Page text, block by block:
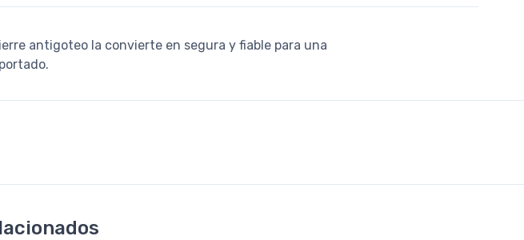
antigoteo la convierte en segura y fiable para una